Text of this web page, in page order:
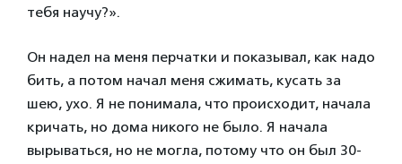
тебя научу?».
Он надел на меня перчатки и показывал, как надо
бить, а потом начал меня сжимать, кусать за
шею, ухо. Я не понимала, что происходит, начала
кричать, но дома никого не было. Я начала
вырываться, но не могла, потому что он был 30-